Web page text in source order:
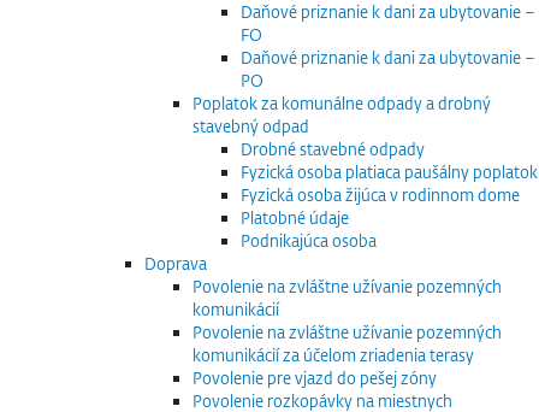
Daňové priznanie k dani za ubytovanie –
FO
Daňové priznanie k dani za ubytovanie –
PO
Poplatok za komunálne odpady a drobný
stavebný odpad
Drobné stavebné odpady
Fyzická osoba platiaca paušálny poplatok
Fyzická osoba žijúca v rodinnom dome
Platobné údaje
Podnikajúca osoba
Doprava
Povolenie na zvláštne užívanie pozemných
komunikácií
Povolenie na zvláštne užívanie pozemných
komunikácií za účelom zriadenia terasy
Povolenie pre vjazd do pešej zóny
Povolenie rozkopávky na miestnych